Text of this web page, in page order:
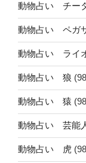
動物占い チー
動物占い ペガ
動物占い ライ
動物占い 狼
動物占い 猿
動物占い 芸能
動物占い 虎